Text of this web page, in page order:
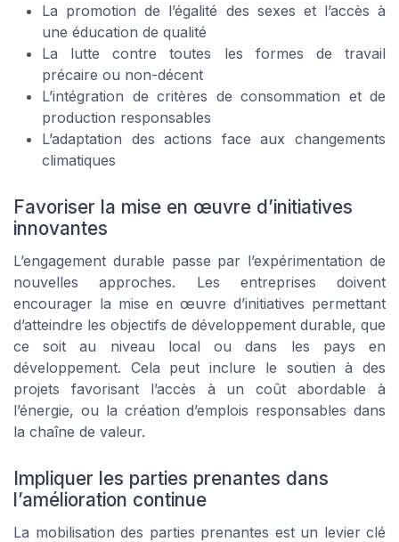
La promotion de l’égalité des sexes et l’accès à
une éducation de qualité
La lutte contre toutes les formes de travail
précaire ou non-décent
L’intégration de critères de consommation et de
production responsables
L’adaptation des actions face aux changements
climatiques
Favoriser la mise en œuvre d’initiatives
innovantes
L’engagement durable passe par l’expérimentation de
nouvelles approches. Les entreprises doivent
encourager la mise en œuvre d’initiatives permettant
d’atteindre les objectifs de développement durable, que
ce soit au niveau local ou dans les pays en
développement. Cela peut inclure le soutien à des
projets favorisant l’accès à un coût abordable à
l’énergie, ou la création d’emplois responsables dans
la chaîne de valeur.
Impliquer les parties prenantes dans
l’amélioration continue
La mobilisation des parties prenantes est un levier clé